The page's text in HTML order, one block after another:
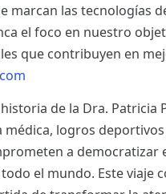
marcan las tecnologías
el foco en nuestro
que contribuyen en
historia de la Dra.
médica, logros
a democratizar
el mundo. Este viaje